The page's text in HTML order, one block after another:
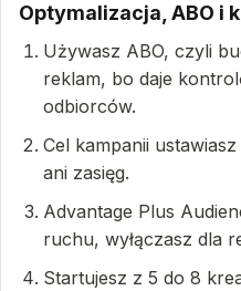
Optymalizacja, ABO i
Używasz ABO, czyli
reklam, bo daje
odbiorców.
Cel kampanii
ani zasięg.
Advantage Plus
ruchu, wyłączasz dla
Startujesz z 5 do 8